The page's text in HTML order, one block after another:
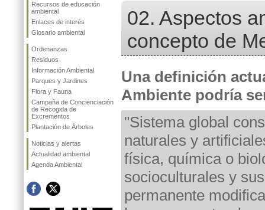
Recursos de educación
ambiental
Enlaces de interés
Glosario ambiental
Ordenanzas
Residuos
Información Ambiental
Parques y Jardines
Flora y Fauna
Campaña de Concienciación
de Recogida de
Excrementos
Plantación de Árboles
Noticias y alertas
Actualidad ambiental
Agenda Ambiental
02. Aspectos
concepto de
Una definición
Ambiente podría
"Sistema global
naturales y
física, química o
socioculturales y
permanente